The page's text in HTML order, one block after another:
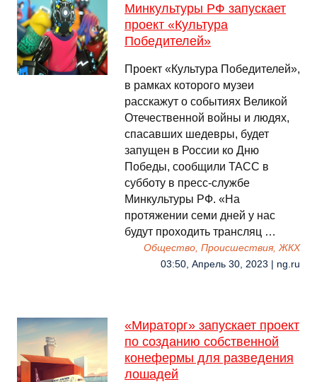
Минкультуры РФ запускает
проект «Культура
Победителей»
Проект «Культура Победителей»,
в рамках которого музеи
расскажут о событиях Великой
Отечественной войны и людях,
спасавших шедевры, будет
запущен в России ко Дню
Победы, сообщили ТАСС в
субботу в пресс-службе
Минкультуры РФ. «На
протяжении семи дней у нас
будут проходить трансляц …
Общество, Происшествия, ЖКХ
03:50, Апрель 30, 2023 | ng.ru
«Мираторг» запускает проект
по созданию собственной
конефермы для разведения
лошадей